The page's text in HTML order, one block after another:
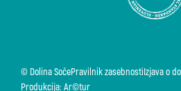
© Dolina SočePravilnik zasebnostiIzjava o
Produkcija: Ar©tur